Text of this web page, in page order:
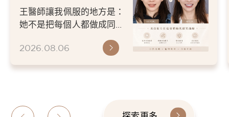
不愛笑，只是不喜歡自己
原本的牙齒
王醫師讓我佩服的地方是：
她不是把每個人都做成同一
更適合自己的樣子。 現...
2026.08.06